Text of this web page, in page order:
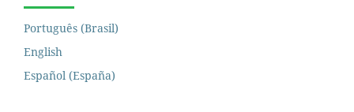
Português (Brasil)
English
Español (España)